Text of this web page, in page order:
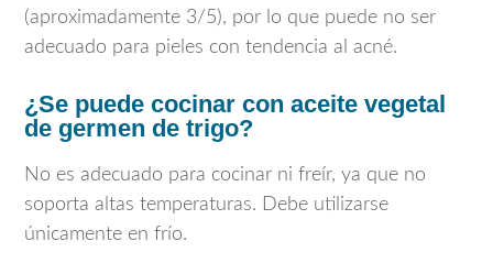
(aproximadamente 3/5), por lo que puede no ser
adecuado para pieles con tendencia al acné.
¿Se puede cocinar con aceite vegetal
de germen de trigo?
No es adecuado para cocinar ni freír, ya que no
soporta altas temperaturas. Debe utilizarse
únicamente en frío.